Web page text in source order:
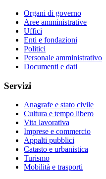
Organi di governo
Aree amministrative
Uffici
Enti e fondazioni
Politici
Personale amministrativo
Documenti e dati
Servizi
Anagrafe e stato civile
Cultura e tempo libero
Vita lavorativa
Imprese e commercio
Appalti pubblici
Catasto e urbanistica
Turismo
Mobilità e trasporti